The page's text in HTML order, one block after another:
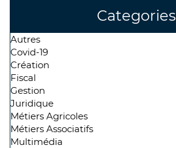
Categories
Autres
Covid-19
Création
Fiscal
Gestion
Juridique
Métiers Agricoles
Métiers Associatifs
Multimédia